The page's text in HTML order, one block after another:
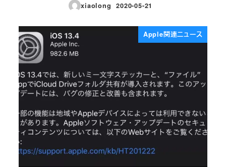
xiaolong
投稿日
2020-05-21
Apple関連ニュース